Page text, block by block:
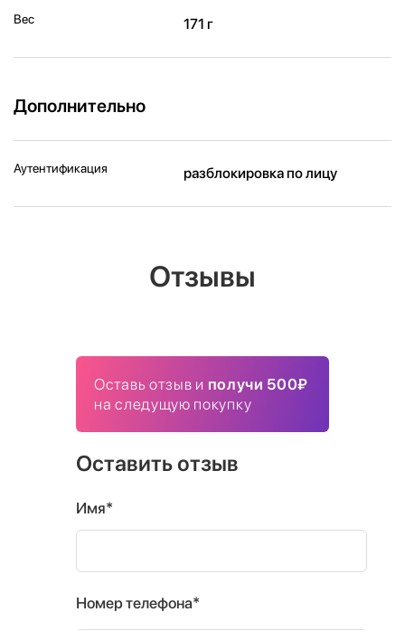
Вес 171 г
Дополнительно
Аутентификация разблокировка по лицу
Отзывы
Оставь отзыв и получи 500₽
на следущую покупку
Оставить отзыв
Имя*
Номер телефона*